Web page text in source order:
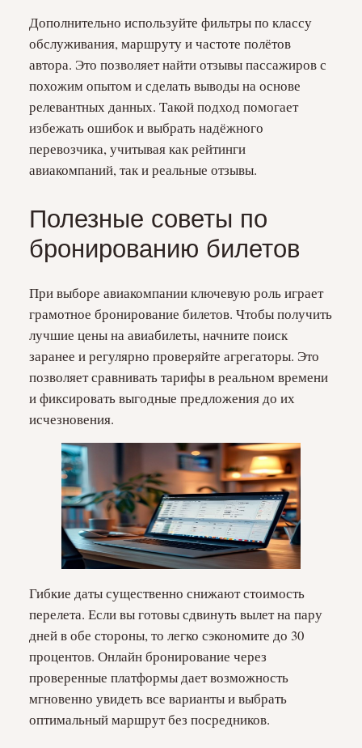
Дополнительно используйте фильтры по классу
обслуживания, маршруту и частоте полётов
автора. Это позволяет найти отзывы пассажиров с
похожим опытом и сделать выводы на основе
релевантных данных. Такой подход помогает
избежать ошибок и выбрать надёжного
перевозчика, учитывая как рейтинги
авиакомпаний, так и реальные отзывы.
Полезные советы по
бронированию билетов
При выборе авиакомпании ключевую роль играет
грамотное бронирование билетов. Чтобы получить
лучшие цены на авиабилеты, начните поиск
заранее и регулярно проверяйте агрегаторы. Это
позволяет сравнивать тарифы в реальном времени
и фиксировать выгодные предложения до их
исчезновения.
Гибкие даты существенно снижают стоимость
перелета. Если вы готовы сдвинуть вылет на пару
дней в обе стороны, то легко сэкономите до 30
процентов. Онлайн бронирование через
проверенные платформы дает возможность
мгновенно увидеть все варианты и выбрать
оптимальный маршрут без посредников.